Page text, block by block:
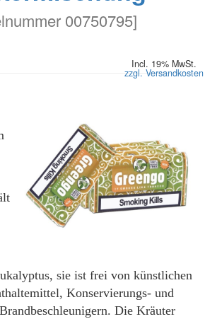
00750795]
Incl. 19% MwSt.
zzgl. Versandkosten
sie ist frei von künstlichen
Konservierungs- und
Die Kräuter